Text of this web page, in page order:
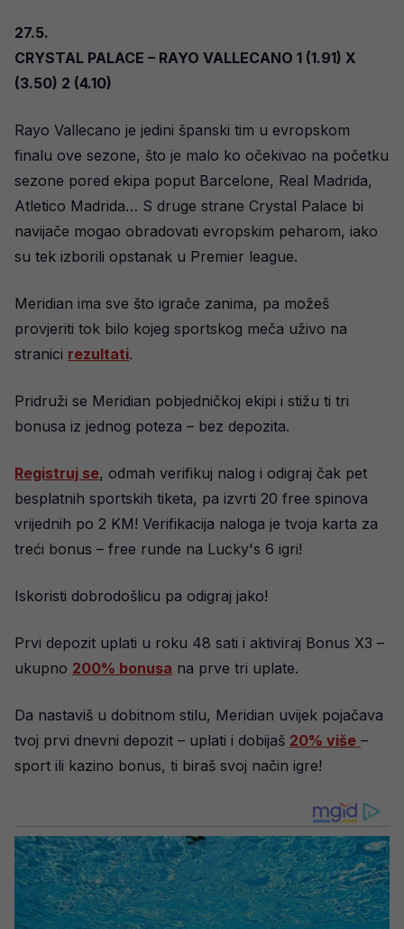
27.5.
CRYSTAL PALACE – RAYO VALLECANO 1 (1.91) X
(3.50) 2 (4.10)
Rayo Vallecano je jedini španski tim u evropskom
finalu ove sezone, što je malo ko očekivao na početku
sezone pored ekipa poput Barcelone, Real Madrida,
Atletico Madrida… S druge strane Crystal Palace bi
navijače mogao obradovati evropskim peharom, iako
su tek izborili opstanak u Premier league.
Meridian ima sve što igrače zanima, pa možeš
provjeriti tok bilo kojeg sportskog meča uživo na
stranici rezultati.
Pridruži se Meridian pobjedničkoj ekipi i stižu ti tri
bonusa iz jednog poteza – bez depozita.
Registruj se, odmah verifikuj nalog i odigraj čak pet
besplatnih sportskih tiketa, pa izvrti 20 free spinova
vrijednih po 2 KM! Verifikacija naloga je tvoja karta za
treći bonus – free runde na Lucky's 6 igri!
Iskoristi dobrodošlicu pa odigraj jako!
Prvi depozit uplati u roku 48 sati i aktiviraj Bonus X3 –
ukupno 200% bonusa na prve tri uplate.
Da nastaviš u dobitnom stilu, Meridian uvijek pojačava
tvoj prvi dnevni depozit – uplati i dobijaš 20% više –
sport ili kazino bonus, ti biraš svoj način igre!